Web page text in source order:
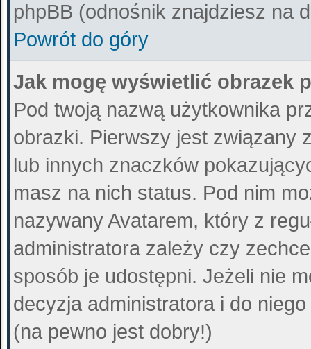
phpBB (odnośnik znajdziesz na
Powrót do góry
Jak mogę wyświetlić obrazek
Pod twoją nazwą użytkownika
obrazki. Pierwszy jest związany
lub innych znaczków
masz na nich status. Pod nim
nazywany Avatarem, który z
administratora zależy czy
sposób je udostępni. Jeżeli nie
decyzja administratora i do
(na pewno jest dobry!)